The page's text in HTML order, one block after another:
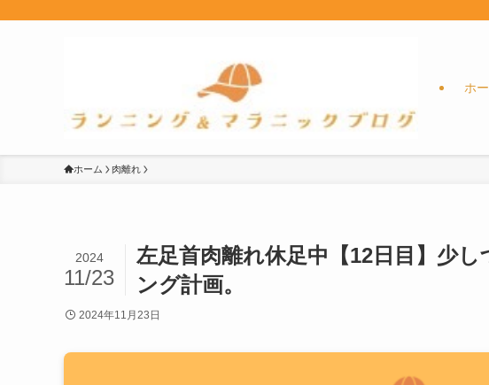
ホ
ホーム 肉離れ
左足首肉離れ休足中【12日目】少
ング計画。
2024
11/23
2024年11月23日